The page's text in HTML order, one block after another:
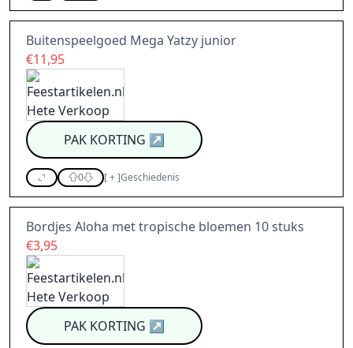
Buitenspeelgoed Mega Yatzy junior
€11,95
PAK KORTING ↗
0 [+]Geschiedenis
Bordjes Aloha met tropische bloemen 10 stuks
€3,95
PAK KORTING ↗